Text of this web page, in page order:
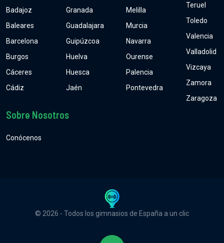
Badajoz
Baleares
Barcelona
Burgos
Cáceres
Cádiz
Granada
Guadalajara
Guipúzcoa
Huelva
Huesca
Jaén
Melilla
Murcia
Navarra
Ourense
Palencia
Pontevedra
Teruel
Toledo
Valencia
Valladolid
Vizcaya
Zamora
Zaragoza
Sobre Nosotros
Conócenos
© 2026 - Todos los gimnasios de España a un clic